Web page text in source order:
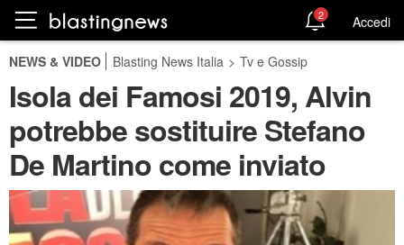
2 Accedi
NEWS & VIDEO Blasting News Italia > Tv e Gossip
Isola dei Famosi 2019, Alvin
potrebbe sostituire Stefano
De Martino come inviato